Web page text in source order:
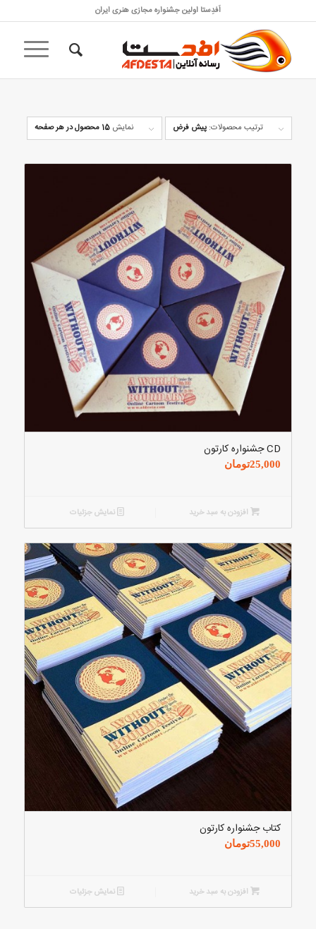
اَفدِستا اولین جشنواره مجازی هنری ایران
ترتیب محصولات: پیش فرض نمایش 15 محصول در هر صفحه
CD جشنواره کارتون
25,000تومان
افزودن به سبد خرید نمایش جزئیات
کتاب جشنواره کارتون
55,000تومان
افزودن به سبد خرید نمایش جزئیات